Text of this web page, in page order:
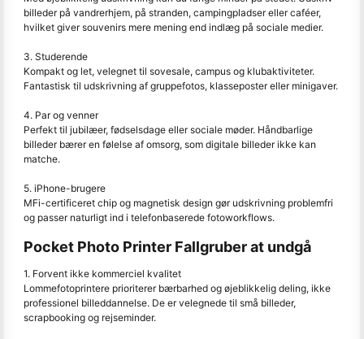
billeder på vandrerhjem, på stranden, campingpladser eller caféer,
hvilket giver souvenirs mere mening end indlæg på sociale medier.
3. Studerende
Kompakt og let, velegnet til sovesale, campus og klubaktiviteter.
Fantastisk til udskrivning af gruppefotos, klasseposter eller minigaver.
4. Par og venner
Perfekt til jubilæer, fødselsdage eller sociale møder. Håndbarlige
billeder bærer en følelse af omsorg, som digitale billeder ikke kan
matche.
5. iPhone-brugere
MFi-certificeret chip og magnetisk design gør udskrivning problemfri
og passer naturligt ind i telefonbaserede fotoworkflows.
Pocket Photo Printer Fallgruber at undgå
1. Forvent ikke kommerciel kvalitet
Lommefotoprintere prioriterer bærbarhed og øjeblikkelig deling, ikke
professionel billeddannelse. De er velegnede til små billeder,
scrapbooking og rejseminder.